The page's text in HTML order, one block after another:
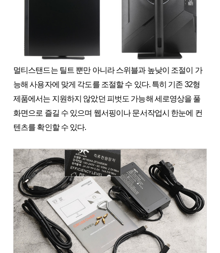
멀티스탠드는 틸트 뿐만 아니라 스위블과 높낮이 조절이 가
능해 사용자에 맞게 각도를 조절할 수 있다. 특히 기존 32형
제품에서는 지원하지 않았던 피벗도 가능해 세로영상을 풀
화면으로 즐길 수 있으며 웹서핑이나 문서작업시 한눈에 컨
텐츠를 확인할 수 있다.